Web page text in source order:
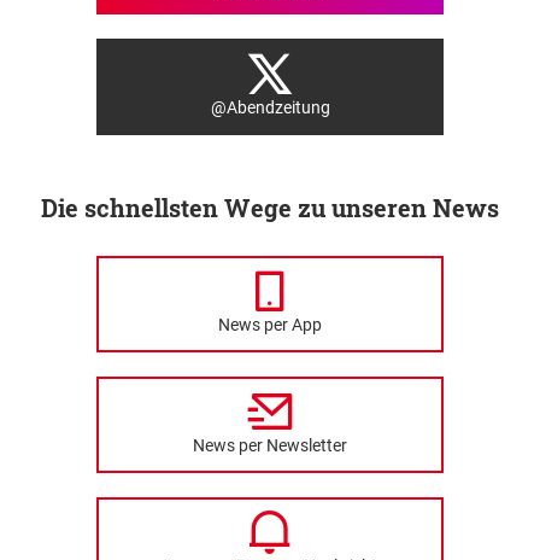
@Abendzeitung
Die schnellsten Wege zu unseren News
News per App
News per Newsletter